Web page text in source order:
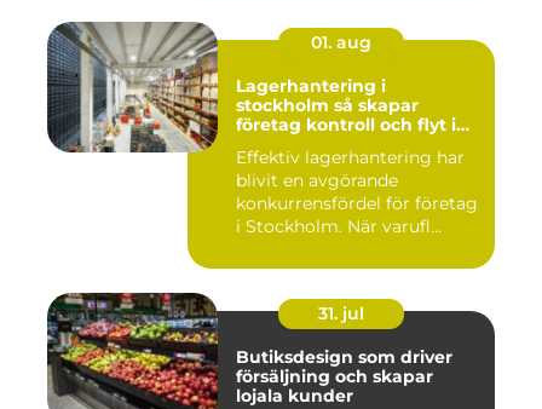
01. aug
Lagerhantering i
stockholm så skapar
företag kontroll och flyt i
Effektiv lagerhantering har
blivit en avgörande
konkurrensfördel för företag
i Stockholm. När varufl...
31. jul
Butiksdesign som driver
försäljning och skapar
lojala kunder